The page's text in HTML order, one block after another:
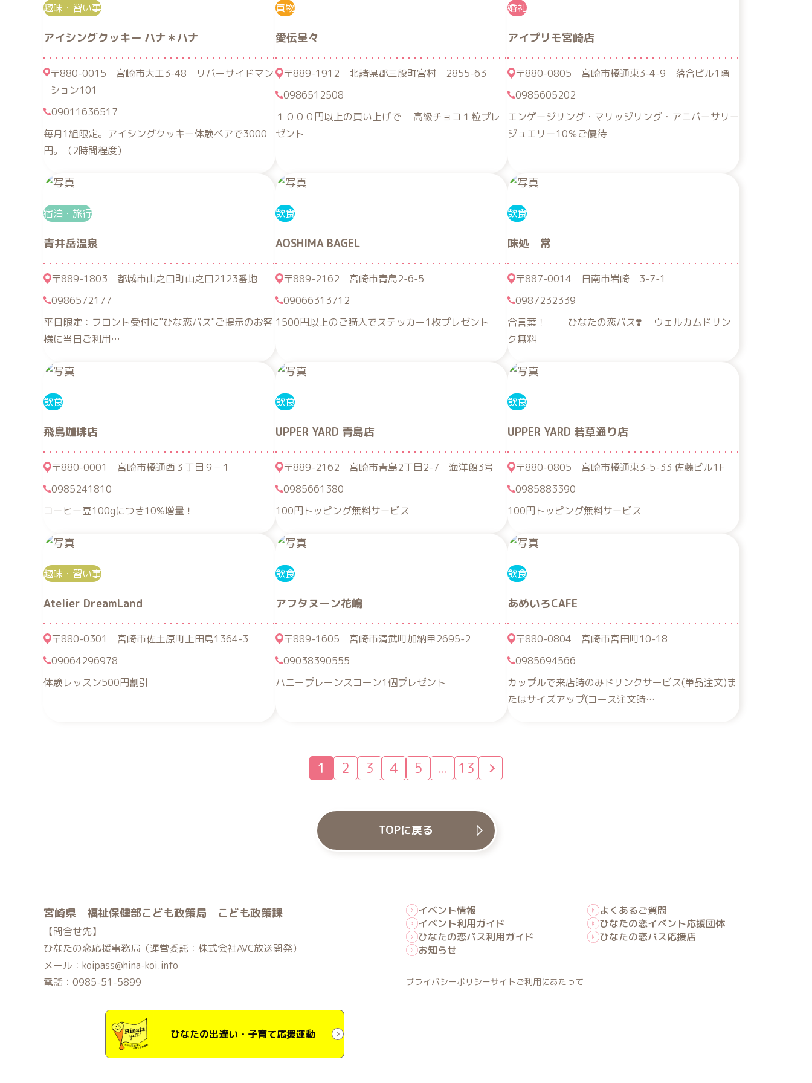
趣味・習い事
アイシングクッキー ハナ＊ハナ
〒880-0015 宮崎市大工3-48 リバーサイドマン
ション101
09011636517
毎月1組限定。アイシングクッキー体験ペアで3000
円。（2時間程度）
買物
愛伝呈々
〒889-1912 北諸県郡三股町宮村 2855-63
0986512508
１０００円以上の買い上げで 高級チョコ１粒プレ
ゼント
婚礼
アイプリモ宮崎店
〒880-0805 宮崎市橘通東3-4-9 落合ビル1階
0985605202
エンゲージリング・マリッジリング・アニバーサリー
ジュエリー10％ご優待
宿泊・旅行
青井岳温泉
〒889-1803 都城市山之口町山之口2123番地
0986572177
平日限定：フロント受付に"ひな恋パス"ご提示のお客
様に当日ご利用…
飲食
AOSHIMA BAGEL
〒889-2162 宮崎市青島2-6-5
09066313712
1500円以上のご購入でステッカー1枚プレゼント
飲食
味処 常
〒887-0014 日南市岩崎 3-7-1
0987232339
合言葉！ ひなたの恋パス❣️ ウェルカムドリン
ク無料
飲食
飛鳥珈琲店
〒880-0001 宮崎市橘通西３丁目９−１
0985241810
コーヒー豆100gにつき10%増量！
飲食
UPPER YARD 青島店
〒889-2162 宮崎市青島2丁目2-7 海洋館3号
0985661380
100円トッピング無料サービス
飲食
UPPER YARD 若草通り店
〒880-0805 宮崎市橘通東3-5-33 佐藤ビル1F
0985883390
100円トッピング無料サービス
趣味・習い事
Atelier DreamLand
〒880-0301 宮崎市佐土原町上田島1364-3
09064296978
体験レッスン500円割引
飲食
アフタヌーン花嶋
〒889-1605 宮崎市清武町加納甲2695-2
09038390555
ハニープレーンスコーン1個プレゼント
飲食
あめいろCAFE
〒880-0804 宮崎市宮田町10-18
0985694566
カップルで来店時のみドリンクサービス(単品注文)ま
たはサイズアップ(コース注文時…
1 2 3 4 5 ... 13
TOPに戻る
宮崎県 福祉保健部こども政策局 こども政策課
【問合せ先】
ひなたの恋応援事務局（運営委託：株式会社AVC放送開発）
メール：koipass@hina-koi.info
電話：0985-51-5899
ひなたの出逢い・子育て応援運動
イベント情報
イベント利用ガイド
ひなたの恋パス利用ガイド
お知らせ
よくあるご質問
ひなたの恋イベント応援団体
ひなたの恋パス応援店
プライバシーポリシーサイトご利用にあたって